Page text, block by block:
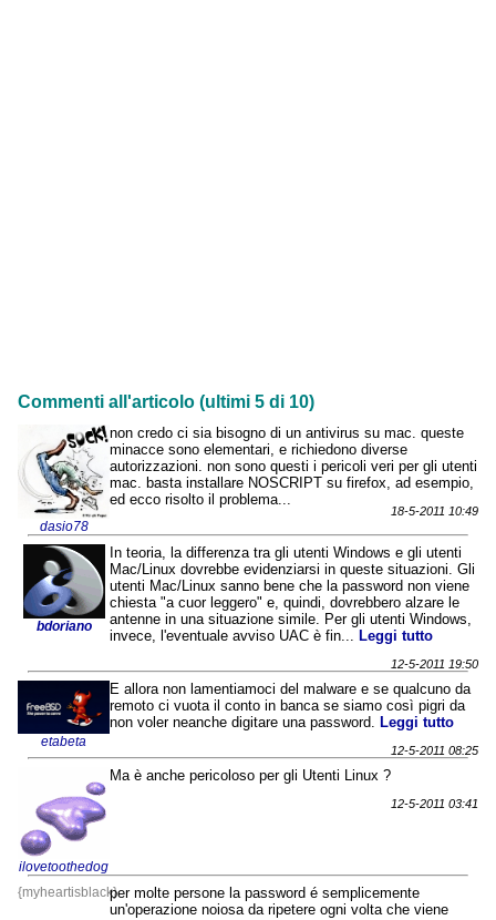
Commenti all'articolo (ultimi 5 di 10)
dasio78
non credo ci sia bisogno di un antivirus su mac. queste
minacce sono elementari, e richiedono diverse
autorizzazioni. non sono questi i pericoli veri per gli utenti
mac. basta installare NOSCRIPT su firefox, ad esempio,
ed ecco risolto il problema...
18-5-2011 10:49
bdoriano
In teoria, la differenza tra gli utenti Windows e gli utenti
Mac/Linux dovrebbe evidenziarsi in queste situazioni. Gli
utenti Mac/Linux sanno bene che la password non viene
chiesta "a cuor leggero" e, quindi, dovrebbero alzare le
antenne in una situazione simile. Per gli utenti Windows,
invece, l'eventuale avviso UAC è fin...
Leggi tutto
12-5-2011 19:50
etabeta
E allora non lamentiamoci del malware e se qualcuno da
remoto ci vuota il conto in banca se siamo così pigri da
non voler neanche digitare una password.
Leggi tutto
12-5-2011 08:25
ilovetoothedog
Ma è anche pericoloso per gli Utenti Linux ?
12-5-2011 03:41
{myheartisblack}per molte persone la password é semplicemente
un'operazione noiosa da ripetere ogni volta che viene